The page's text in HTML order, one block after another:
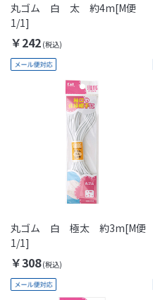
丸ゴム 白 太 約4m[M便
1/1]
￥242
丸ゴム 白 極太 約3m[M便
1/1]
￥308